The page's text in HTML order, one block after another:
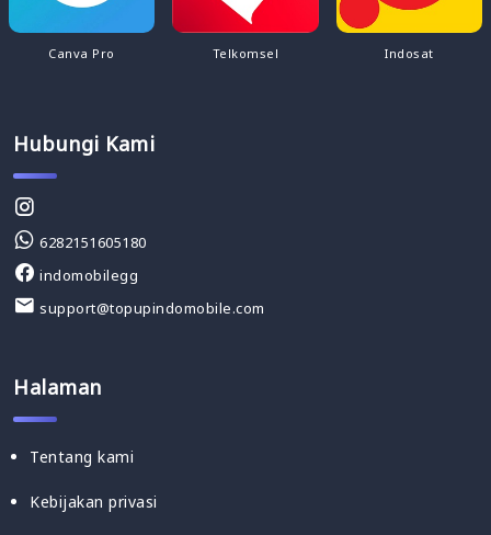
Canva Pro Telkomsel Indosat
Hubungi Kami
6282151605180
indomobilegg
support@topupindomobile.com
Halaman
Tentang kami
Kebijakan privasi